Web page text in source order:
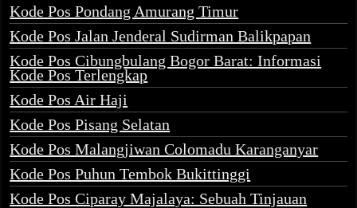
Kode Pos Pondang Amurang Timur
Kode Pos Jalan Jenderal Sudirman Balikpapan
Kode Pos Cibungbulang Bogor Barat: Informasi
Kode Pos Terlengkap
Kode Pos Air Haji
Kode Pos Pisang Selatan
Kode Pos Malangjiwan Colomadu Karanganyar
Kode Pos Puhun Tembok Bukittinggi
Kode Pos Ciparay Majalaya: Sebuah Tinjauan